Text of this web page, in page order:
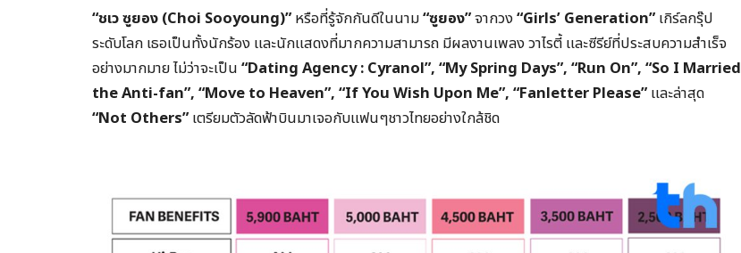
“ชเวซูยอง (Choi Sooyoung)” หรือที่รู้จักกันดีในนาม“ซูยอง”จากวง“Girls’ Generation” เกิร์ลกรุ๊ป
ระดับโลก เธอเป็นทั้งนักร้อง และนักแสดงที่มากความสามารถ มีผลงานเพลง วาไรตี้ และซีรีย์ที่ประสบความสำเร็จ
อย่างมากมาย ไม่ว่าจะเป็น “Dating Agency : Cyranol”, “My Spring Days”, “Run On”, “So I Married
the Anti-fan”, “Move to Heaven”, “If You Wish Upon Me”, “Fanletter Please” และล่าสุด
“Not Others” เตรียมตัวลัดฟ้าบินมาเจอกับแฟนๆชาวไทยอย่างใกล้ชิด